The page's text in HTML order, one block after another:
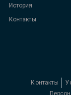
История
Контакты
Контакты